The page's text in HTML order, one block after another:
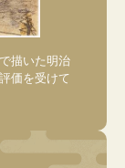
描いた明治
価を受けて